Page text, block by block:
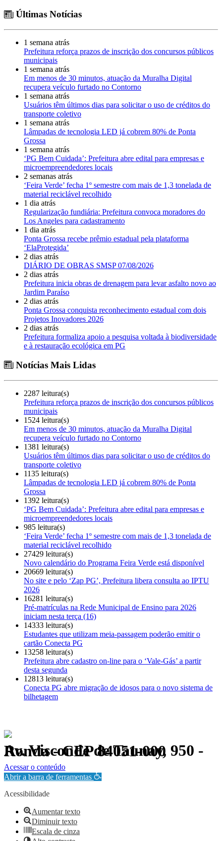
Últimas Notícias
1 semana atrás
Prefeitura reforça prazos de inscrição dos concursos públicos
municipais
1 semana atrás
Em menos de 30 minutos, atuação da Muralha Digital
recupera veículo furtado no Contorno
1 semana atrás
Usuários têm últimos dias para solicitar o uso de créditos do
transporte coletivo
1 semana atrás
Lâmpadas de tecnologia LED já cobrem 80% de Ponta
Grossa
1 semana atrás
‘PG Bem Cuidada’: Prefeitura abre edital para empresas e
microempreendedores locais
2 semanas atrás
‘Feira Verde’ fecha 1º semestre com mais de 1,3 tonelada de
material reciclável recolhido
1 dia atrás
Regularização fundiária: Prefeitura convoca moradores do
Los Angeles para cadastramento
1 dia atrás
Ponta Grossa recebe prêmio estadual pela plataforma
‘ElaProtegida’
2 dias atrás
DIÁRIO DE OBRAS SMSP 07/08/2026
2 dias atrás
Prefeitura inicia obras de drenagem para levar asfalto novo ao
Jardim Paraíso
2 dias atrás
Ponta Grossa conquista reconhecimento estadual com dois
Projetos Inovadores 2026
2 dias atrás
Prefeitura formaliza apoio a pesquisa voltada à biodiversidade
e à restauração ecológica em PG
Notícias Mais Lidas
2287 leitura(s)
Prefeitura reforça prazos de inscrição dos concursos públicos
municipais
1524 leitura(s)
Em menos de 30 minutos, atuação da Muralha Digital
recupera veículo furtado no Contorno
1381 leitura(s)
Usuários têm últimos dias para solicitar o uso de créditos do
transporte coletivo
1135 leitura(s)
Lâmpadas de tecnologia LED já cobrem 80% de Ponta
Grossa
1392 leitura(s)
‘PG Bem Cuidada’: Prefeitura abre edital para empresas e
microempreendedores locais
985 leitura(s)
‘Feira Verde’ fecha 1º semestre com mais de 1,3 tonelada de
material reciclável recolhido
27429 leitura(s)
Novo calendário do Programa Feira Verde está disponível
20669 leitura(s)
No site e pelo ‘Zap PG’, Prefeitura libera consulta ao IPTU
2026
16281 leitura(s)
Pré-matrículas na Rede Municipal de Ensino para 2026
iniciam nesta terça (16)
14333 leitura(s)
Estudantes que utilizam meia-passagem poderão emitir o
cartão Conecta PG
13258 leitura(s)
Prefeitura abre cadastro on-line para o ‘Vale-Gás’ a partir
desta segunda
12813 leitura(s)
Conecta PG abre migração de idosos para o novo sistema de
bilhetagem
Av. Visconde de Taunay, 950 - Ronda - CEP 84051-000
Política de Privacidade.
Acessar o conteúdo
Abrir a barra de ferramentas
Acessibilidade
Aumentar texto
Diminuir texto
Escala de cinza